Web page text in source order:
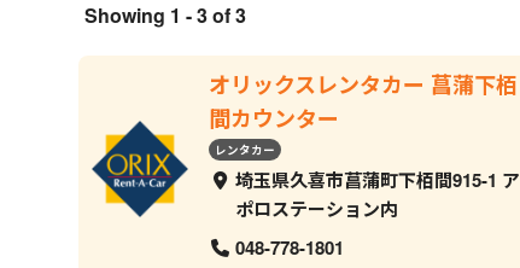
Showing 1 - 3 of 3
オリックスレンタカー 菖蒲下栢
間カウンター
レンタカー
埼玉県久喜市菖蒲町下栢間915-1 ア
ポロステーション内
048-778-1801